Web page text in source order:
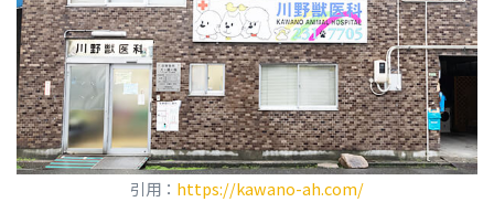
引用： https://kawano-ah.com/